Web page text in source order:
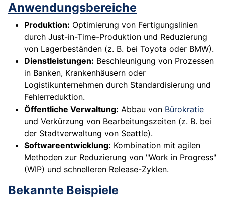
Anwendungsbereiche
Produktion: Optimierung von Fertigungslinien
durch Just-in-Time-Produktion und Reduzierung
von Lagerbeständen (z. B. bei Toyota oder BMW).
Dienstleistungen: Beschleunigung von Prozessen
in Banken, Krankenhäusern oder
Logistikunternehmen durch Standardisierung und
Fehlerreduktion.
Öffentliche Verwaltung: Abbau von Bürokratie
und Verkürzung von Bearbeitungszeiten (z. B. bei
der Stadtverwaltung von Seattle).
Softwareentwicklung: Kombination mit agilen
Methoden zur Reduzierung von "Work in Progress"
(WIP) und schnelleren Release-Zyklen.
Bekannte Beispiele